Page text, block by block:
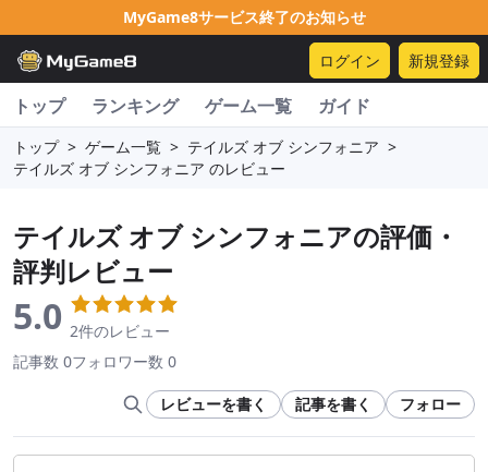
MyGame8サービス終了のお知らせ
ログイン 新規登録
トップ ランキング ゲーム一覧 ガイド
トップ > ゲーム一覧 > テイルズ オブ シンフォニア >
テイルズ オブ シンフォニア のレビュー
テイルズ オブ シンフォニアの評価・
評判レビュー
5.0 2件のレビュー
記事数 0フォロワー数 0
レビューを書く 記事を書く フォロー